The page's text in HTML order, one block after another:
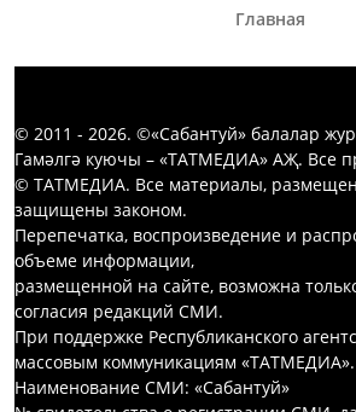
Главная
© 2011 - 2026. ©«Сабантуй» балалар
Гамәлгә куючы – «ТАТМЕДИА» АҖ. Все
© ТАТМЕДИА. Все материалы,
защищены законом.
Перепечатка, воспроизведение и
объеме информации,
размещенной на сайте, возможна
согласия редакций СМИ.
При поддержке Республиканского
массовым коммуникациям «ТАТМЕДИА».
Наименование СМИ: «Сабантуй»